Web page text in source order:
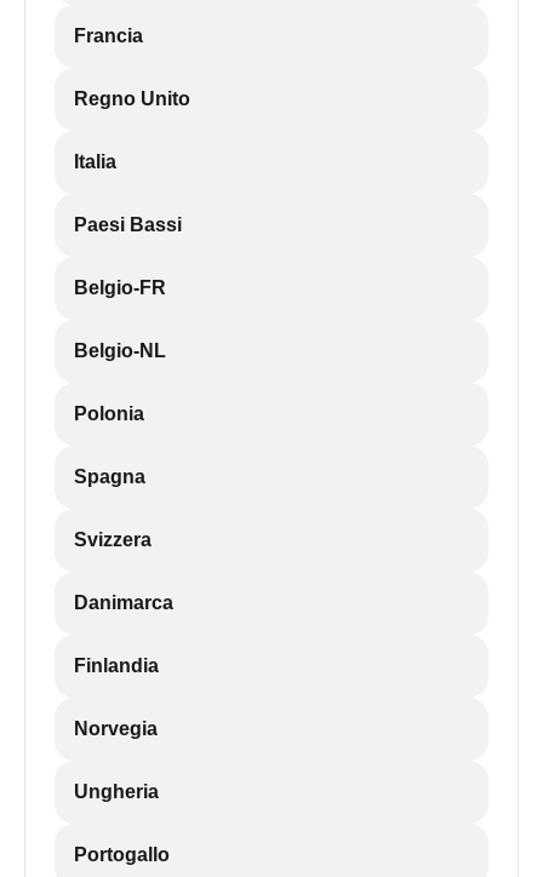
Francia
Regno Unito
Italia
Paesi Bassi
Belgio-FR
Belgio-NL
Polonia
Spagna
Svizzera
Danimarca
Finlandia
Norvegia
Ungheria
Portogallo